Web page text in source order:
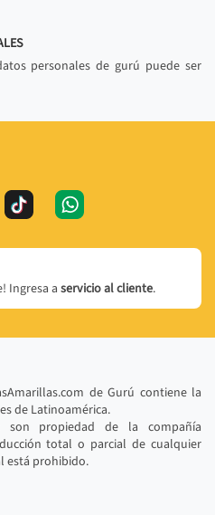
personales de gurú puede ser
Ingresa a servicio al cliente.
de Gurú contiene la
de Latinoamérica.
son propiedad de la compañía
total o parcial de cualquier
está prohibido.